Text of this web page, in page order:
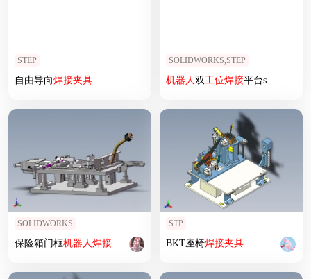
STEP
自由导向焊接夹具
SOLIDWORKS,STEP
机器人双工位焊接平台sw18可编辑
SOLIDWORKS
保险箱门框机器人焊接夹具
STP
BKT座椅焊接夹具